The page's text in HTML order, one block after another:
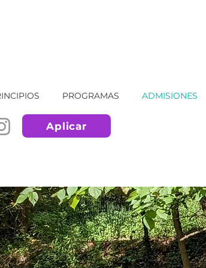
PROGRAMAS ADMISIONES
Aplicar